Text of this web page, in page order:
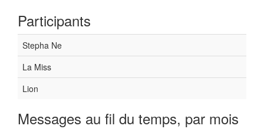
Participants
Stepha Ne
La Miss
Lion
Messages au fil du temps, par mois